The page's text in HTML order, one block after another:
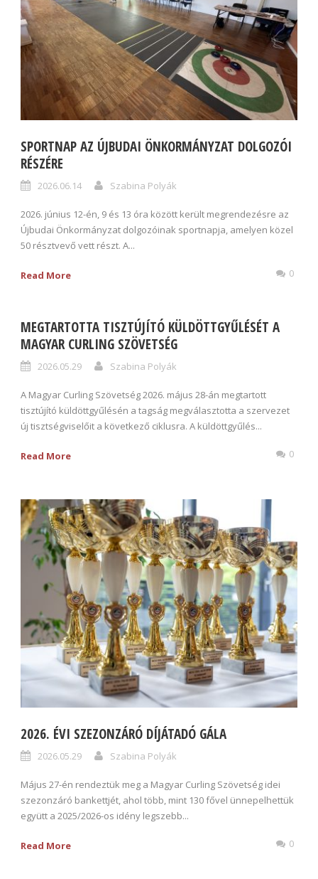
SPORTNAP AZ ÚJBUDAI ÖNKORMÁNYZAT DOLGOZÓI
RÉSZÉRE
2026.06.14 Szabina Polyák
2026. június 12-én, 9 és 13 óra között került megrendezésre az
Újbudai Önkormányzat dolgozóinak sportnapja, amelyen közel
50 résztvevő vett részt. A...
Read More 0
MEGTARTOTTA TISZTÚJÍTÓ KÜLDÖTTGYŰLÉSÉT A
MAGYAR CURLING SZÖVETSÉG
2026.05.29 Szabina Polyák
A Magyar Curling Szövetség 2026. május 28-án megtartott
tisztújító küldöttgyűlésén a tagság megválasztotta a szervezet
új tisztségviselőit a következő ciklusra. A küldöttgyűlés...
Read More 0
2026. ÉVI SZEZONZÁRÓ DÍJÁTADÓ GÁLA
2026.05.29 Szabina Polyák
Május 27-én rendeztük meg a Magyar Curling Szövetség idei
szezonzáró bankettjét, ahol több, mint 130 fővel ünnepelhettük
együtt a 2025/2026-os idény legszebb...
Read More 0